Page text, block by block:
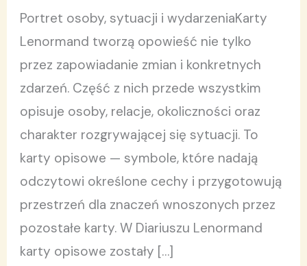
Portret osoby, sytuacji i wydarzeniaKarty
Lenormand tworzą opowieść nie tylko
przez zapowiadanie zmian i konkretnych
zdarzeń. Część z nich przede wszystkim
opisuje osoby, relacje, okoliczności oraz
charakter rozgrywającej się sytuacji. To
karty opisowe — symbole, które nadają
odczytowi określone cechy i przygotowują
przestrzeń dla znaczeń wnoszonych przez
pozostałe karty. W Diariuszu Lenormand
karty opisowe zostały […]
Lenormand